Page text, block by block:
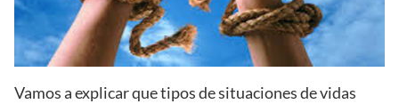
Vamos a explicar que tipos de situaciones de vidas